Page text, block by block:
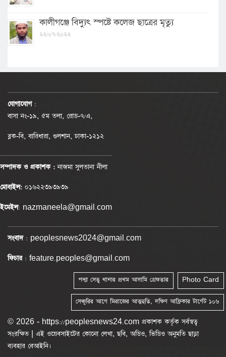
কালীগঞ্জে বিদ্যুৎ স্পষ্টে কলেজ ছাত্রের মৃত্যু
২২/০৭/২০২২
যোগাযোগ :
বাসা নং-১৯, ৫ম তলা, রোড-৭/এ,
ব্লক-বি, বারিধারা, গুলশান, ঢাকা-১২১২
সম্পাদক ও প্রকাশক :নাজমা সুলতানা নীলা
মোবাইল: ০১৬২২৩৯৩৯৩৯
ইমেইল: nazmaneela@gmail.com
সংবাদ: peoplesnews2024@gmail.com
ফিচার: feature.peoples@gmail.com
Photo Card
পদ্মা সেতু থানার প্রথম আসামি গ্রেফতার
সেঞ্চুরির আগে মিরাজের আত্মহুতি, দক্ষিণ আফ্রিকার টার্গেট ১০৬
© 2026 - https://peoplesnews24.com প্রকাশক কর্তৃক সর্বস্বত্ব
সংরক্ষিত | এই ওয়েবসাইটের কোনো লেখা, ছবি, অডিও, ভিডিও অনুমতি ছাড়া
ব্যবহার বেআইনি।